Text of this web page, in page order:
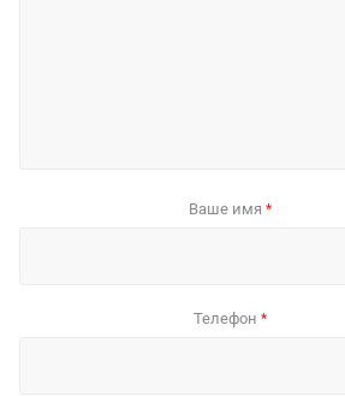
Ваше имя *
Телефон *